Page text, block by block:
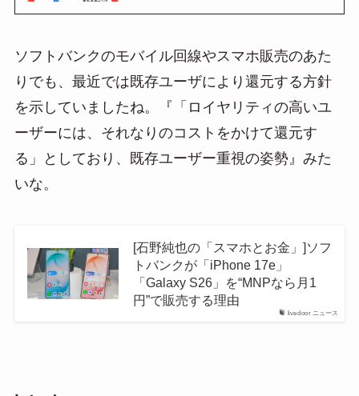
ソフトバンクのモバイル回線やスマホ販売のあた
りでも、最近では既存ユーザにより還元する方針
を示していましたね。『「ロイヤリティの高いユ
ーザーには、それなりのコストをかけて還元す
る」としており、既存ユーザー重視の姿勢』みた
いな。
livedoor ニュース
[石野純也の「スマホとお金」]ソフ
トバンクが「iPhone 17e」
「Galaxy S26」を“MNPなら月1
円”で販売する理由